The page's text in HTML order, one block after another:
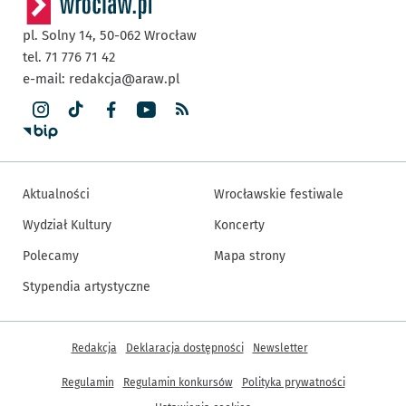
pl. Solny 14, 50-062 Wrocław
tel. 71 776 71 42
e-mail: redakcja@araw.pl
Aktualności
Wydział Kultury
Polecamy
Stypendia artystyczne
Wrocławskie festiwale
Koncerty
Mapa strony
Inne informacje
Redakcja Deklaracja dostępności Newsletter
Regulamin Regulamin konkursów
Polityka prywatności